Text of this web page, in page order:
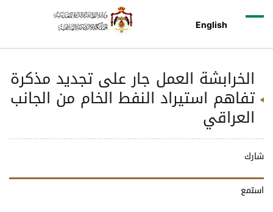
English
الخرابشة العمل جار على تجديد مذكرة
تفاهم استيراد النفط الخام من الجانب
العراقي
شارك
استمع